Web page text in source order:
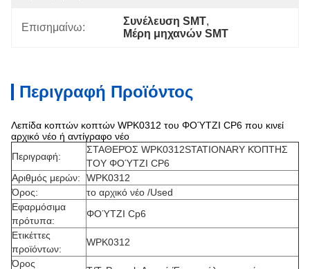
Επισημαίνω:
Συνέλευση SMT,
Μέρη μηχανών SMT
Περιγραφή Προϊόντος
Λεπίδα κοπτών κοπτών WPK0312 του ΦΟΎΤΖΙ CP6 που κινεί
αρχικό νέο ή αντίγραφο νέο
Περιγραφή:
ΣΤΑΘΕΡΌΣ WPK0312STATIONARY ΚΌΠΤΗΣ
ΤΟΥ ΦΟΎΤΖΙ CP6
Αριθμός μερών:
WPK0312
Όρος:
το αρχικό νέο /Used
Εφαρμόσιμα
πρότυπα:
ΦΟΎΤΖΙ Cp6
Ετικέττες
προϊόντων:
WPK0312
Όρος